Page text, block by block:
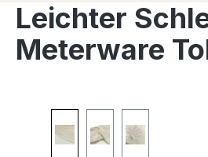
Leichter
Meterware